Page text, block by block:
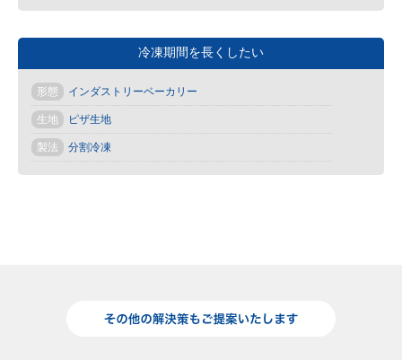
冷凍期間を長くしたい
形態 インダストリーベーカリー
生地 ピザ生地
製法 分割冷凍